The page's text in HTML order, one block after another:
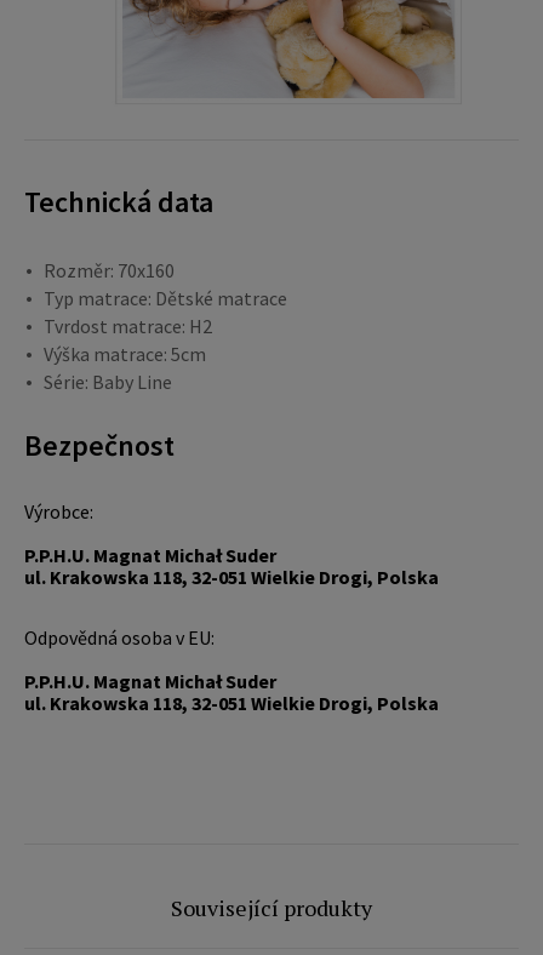
Technická data
Rozměr: 70x160
Typ matrace: Dětské matrace
Tvrdost matrace: H2
Výška matrace: 5cm
Série: Baby Line
Bezpečnost
Výrobce:
P.P.H.U. Magnat Michał Suder
ul. Krakowska 118, 32-051 Wielkie Drogi, Polska
Odpovědná osoba v EU:
P.P.H.U. Magnat Michał Suder
ul. Krakowska 118, 32-051 Wielkie Drogi, Polska
Související produkty